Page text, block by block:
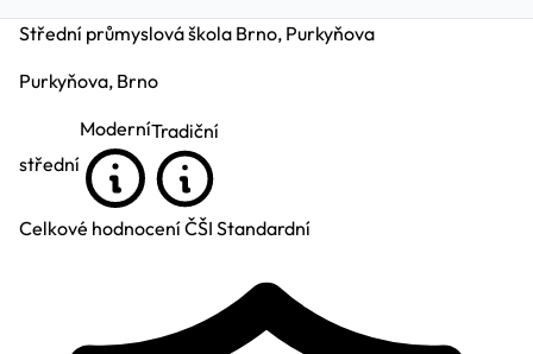
Střední průmyslová škola Brno, Purkyňova
Purkyňova, Brno
střední
ModerníTradiční
Celkové hodnocení ČŠI Standardní